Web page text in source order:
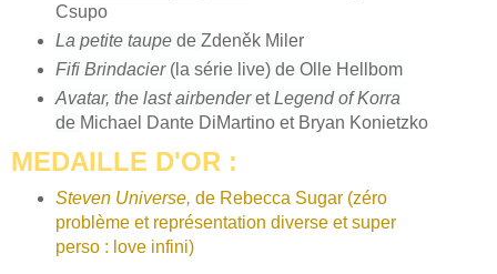
Csupo
La petite taupede Zdeněk Miler
Fifi Brindacier(la série live) de Olle Hellbom
Avatar, the last airbenderetLegend of Korra
de Michael Dante DiMartino et Bryan Konietzko
MEDAILLE D'OR :
Steven Universe, de Rebecca Sugar (zéro
problème et représentation diverse et super
perso : love infini)